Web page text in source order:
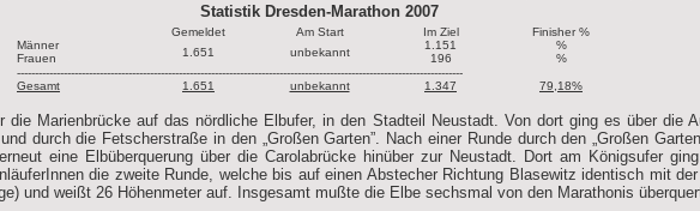
Statistik Dresden-Marathon 2007
Gemeldet Am Start Im Ziel
Finisher %
Männer
1.651 unbekannt
1.151
%
Frauen
196
%
----------------------------------------------------------------------------------------------------------------------------
Gesamt
1.651 unbekannt 1.347 79,18%
die Marienbrücke auf das nördliche Elbufer, in den Stadteil Neustadt. Von dort ging es über die
durch die Fetscherstraße in den „Großen Garten”. Nach einer Runde durch den „Großen
eine Elbüberquerung über die Carolabrücke hinüber zur Neustadt. Dort am Königsufer
die zweite Runde, welche bis auf einen Abstecher Richtung Blasewitz identisch mit
und weißt 26 Höhenmeter auf. Insgesamt mußte die Elbe sechsmal von den Marathonis